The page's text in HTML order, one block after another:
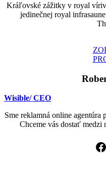
Kráľovské zážitky v royal
jedinečnej royal
Wisible/ CEO
Sme reklamná online
Chceme vás dostať